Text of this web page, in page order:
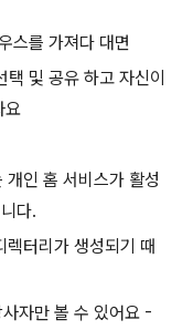
스를 가져다 대면
및 공유 하고 자신이
요
인 홈 서비스가 활성
다.
터리가 생성되기 때
자만 볼 수 있어요 -